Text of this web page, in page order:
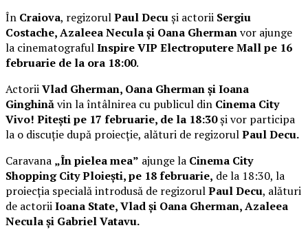
În Craiova, regizorulPaul Decuși actorii Sergiu
Costache, Azaleea Necula și Oana Ghermanvor ajunge
la cinematografulInspire VIP Electroputere Mall pe 16
februarie de la ora 18:00.
ActoriiVlad Gherman, Oana Gherman și Ioana
Ginghinăvin la întâlnirea cu publicul din Cinema City
Vivo! Pitești pe 17 februarie, de la 18:30și vor participa
la o discuție după proiecție, alături de regizorulPaul Decu.
Caravana „În pielea mea” ajunge la Cinema City
Shopping City Ploiești, pe 18 februarie, de la 18:30, la
proiecția specială introdusă de regizorulPaul Decu, alături
de actoriiIoana State, Vlad și Oana Gherman, Azaleea
Necula și Gabriel Vatavu.